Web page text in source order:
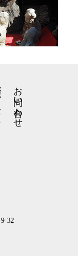
お問い合わせ
32